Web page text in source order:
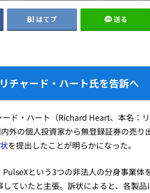
はてブ 送る
チャード・ハート氏を告訴へ
ード・ハート（Richard Heart、本名：
外の個人投資家から無登録証券の売り
を提出したことが明らかになった。
という3つの非法人の分身事業体
ていたと主張。訴状によると、各製品